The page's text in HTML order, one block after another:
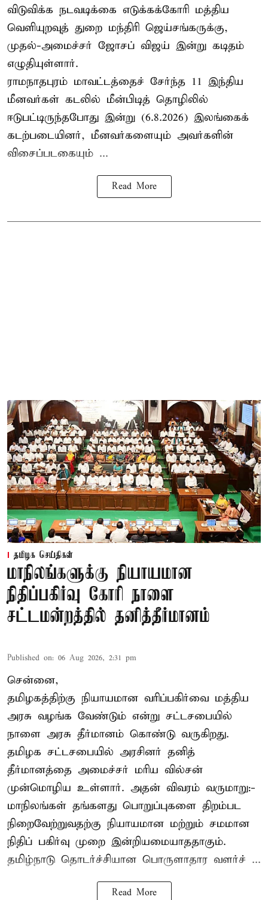
விடுவிக்க நடவடிக்கை எடுக்கக்கோரி மத்திய
வெளியுறவுத் துறை மந்திரி ஜெய்சங்கருக்கு,
முதல்-அமைச்சர் ஜோசப் விஜய் இன்று கடிதம்
எழுதியுள்ளார்.
ராமநாதபுரம் மாவட்டத்தைச் சேர்ந்த 11 இந்திய
மீனவர்கள் கடலில் மீன்பிடித் தொழிலில்
ஈடுபட்டிருந்தபோது இன்று (6.8.2026) இலங்கைக்
கடற்படையினர், மீனவர்களையும் அவர்களின்
விசைப்படகையும் ...
Read More
தமிழக செய்திகள்
மாநிலங்களுக்கு நியாயமான
நிதிப்பகிர்வு கோரி நாளை
சட்டமன்றத்தில் தனித்தீர்மானம்
Published on: 06 Aug 2026, 2:31 pm
சென்னை,
தமிழகத்திற்கு நியாயமான வரிப்பகிர்வை மத்திய
அரசு வழங்க வேண்டும் என்று சட்டசபையில்
நாளை அரசு தீர்மானம் கொண்டு வருகிறது.
தமிழக சட்டசபையில் அரசினர் தனித்
தீர்மானத்தை அமைச்சர் மரிய வில்சன்
முன்மொழிய உள்ளார். அதன் விவரம் வருமாறு:-
மாநிலங்கள் தங்களது பொறுப்புகளை திறம்பட
நிறைவேற்றுவதற்கு நியாயமான மற்றும் சமமான
நிதிப் பகிர்வு முறை இன்றியமையாததாகும்.
தமிழ்நாடு தொடர்ச்சியான பொருளாதார வளர்ச் ...
Read More